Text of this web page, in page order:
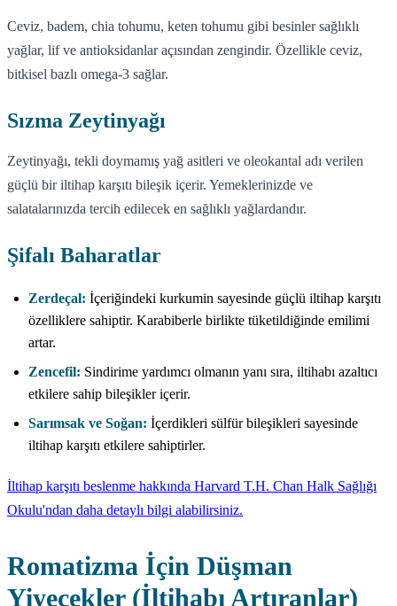
Ceviz, badem, chia tohumu, keten tohumu gibi besinler sağlıklı
yağlar, lif ve antioksidanlar açısından zengindir. Özellikle ceviz,
bitkisel bazlı omega-3 sağlar.
Sızma Zeytinyağı
Zeytinyağı, tekli doymamış yağ asitleri ve oleokantal adı verilen
güçlü bir iltihap karşıtı bileşik içerir. Yemeklerinizde ve
salatalarınızda tercih edilecek en sağlıklı yağlardandır.
Şifalı Baharatlar
Zerdeçal: İçeriğindeki kurkumin sayesinde güçlü iltihap karşıtı
özelliklere sahiptir. Karabiberle birlikte tüketildiğinde emilimi
artar.
Zencefil: Sindirime yardımcı olmanın yanı sıra, iltihabı azaltıcı
etkilere sahip bileşikler içerir.
Sarımsak ve Soğan: İçerdikleri sülfür bileşikleri sayesinde
iltihap karşıtı etkilere sahiptirler.
İltihap karşıtı beslenme hakkında Harvard T.H. Chan Halk Sağlığı
Okulu'ndan daha detaylı bilgi alabilirsiniz.
Romatizma İçin Düşman
Yiyecekler (İltihabı Artıranlar)